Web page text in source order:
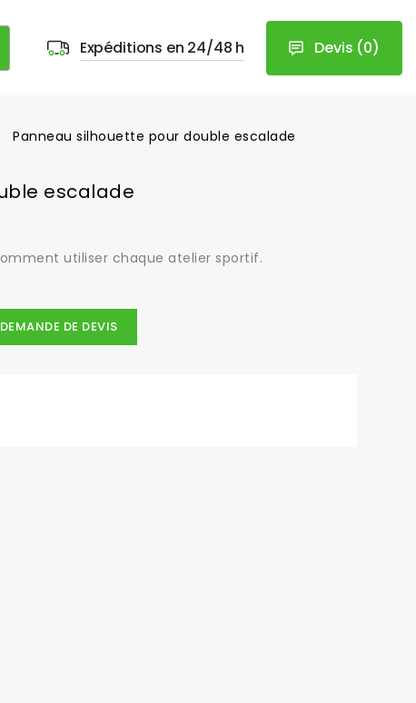
Expéditions en 24/48 h Devis (0)
Panneau silhouette pour double escalade
escalade
utiliser chaque atelier sportif.
DE DEVIS